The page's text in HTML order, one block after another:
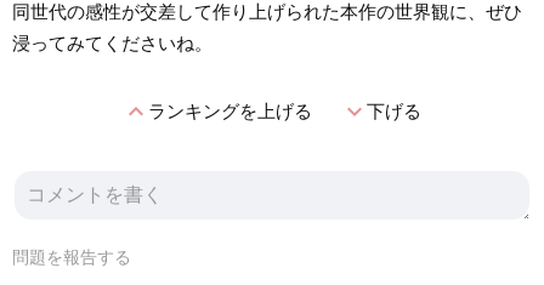
同世代の感性が交差して作り上げられた本作の世界観に、ぜひ
浸ってみてくださいね。
expand_lessランキングを上げる expand_more下げる
問題を報告する